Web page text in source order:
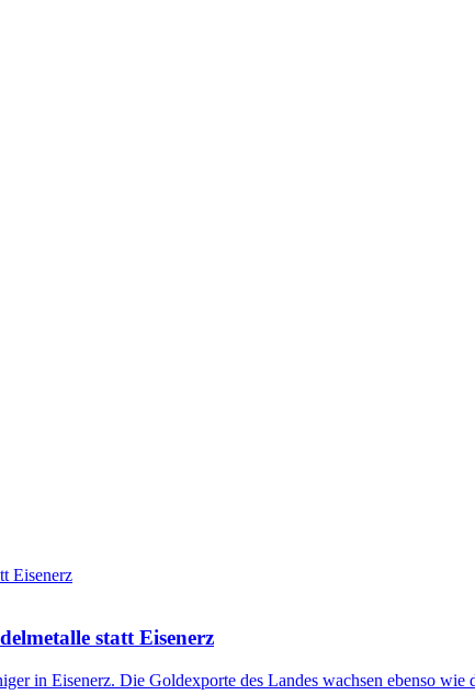
statt Eisenerz
in Eisenerz. Die Goldexporte des Landes wachsen ebenso